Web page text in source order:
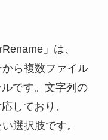
」は、
ら複数ファイル
です。文字列の
しており、
選択肢です。